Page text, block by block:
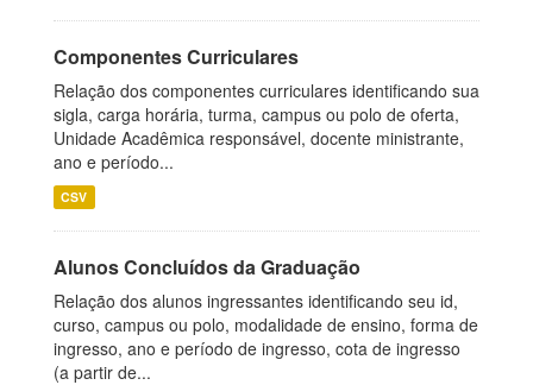
Componentes Curriculares
Relação dos componentes curriculares identificando sua
sigla, carga horária, turma, campus ou polo de oferta,
Unidade Acadêmica responsável, docente ministrante,
ano e período...
CSV
Alunos Concluídos da Graduação
Relação dos alunos ingressantes identificando seu id,
curso, campus ou polo, modalidade de ensino, forma de
ingresso, ano e período de ingresso, cota de ingresso
(a partir de...